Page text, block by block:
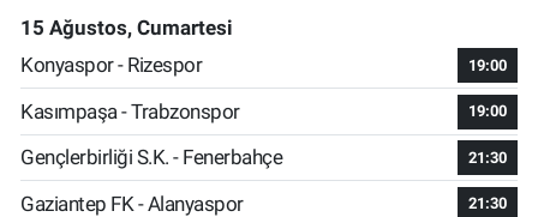
15 Ağustos, Cumartesi
Konyaspor - Rizespor
19:00
Kasımpaşa - Trabzonspor 19:00
Gençlerbirliği S.K. - Fenerbahçe 21:30
Gaziantep FK - Alanyaspor 21:30